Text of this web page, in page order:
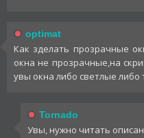
optimat
Как зделать прозрачные
окна не прозрачные,на
увы окна либо светлые
Tornado
Увы, нужно читать